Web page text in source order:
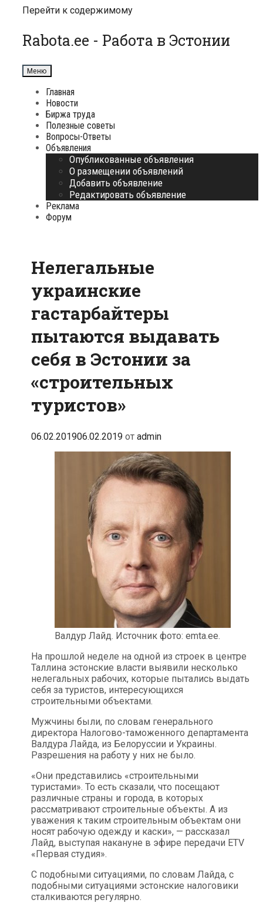
Перейти к содержимому
Rabota.ee - Работа в Эстонии
Меню
Главная
Новости
Биржа труда
Полезные советы
Вопросы-Ответы
Объявления
Опубликованные объявления
О размещении объявлений
Добавить объявление
Редактировать объявление
Реклама
Форум
Нелегальные
украинские
гастарбайтеры
пытаются выдавать
себя в Эстонии за
«строительных
туристов»
06.02.201906.02.2019 от admin
Валдур Лайд. Источник фото: emta.ee.
На прошлой неделе на одной из строек в центре
Таллина эстонские власти выявили несколько
нелегальных рабочих, которые пытались выдать
себя за туристов, интересующихся
строительными объектами.
Мужчины были, по словам генерального
директора Налогово-таможенного департамента
Валдура Лайда, из Белоруссии и Украины.
Разрешения на работу у них не было.
«Они представились «строительными
туристами». То есть сказали, что посещают
различные страны и города, в которых
рассматривают строительные объекты. А из
уважения к таким строительным объектам они
носят рабочую одежду и каски», — рассказал
Лайд, выступая накануне в эфире передачи ETV
«Первая студия».
С подобными ситуациями, по словам Лайда, с
подобными ситуациями эстонские налоговики
сталкиваются регулярно.